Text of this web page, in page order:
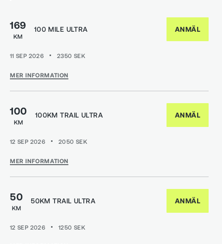
169
KM
100 MILE ULTRA ANMÄL
11 SEP 2026 2350 SEK
MER INFORMATION
100
KM
100KM TRAIL ULTRA ANMÄL
12 SEP 2026 2050 SEK
MER INFORMATION
50
KM
50KM TRAIL ULTRA ANMÄL
12 SEP 2026 1250 SEK